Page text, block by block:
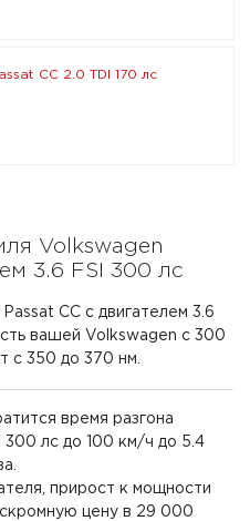
CC 2.0 TDI 170 лс
Volkswagen
3.6 FSI 300 лс
CC с двигателем 3.6
вашей Volkswagen с 300
с 350 до 370 нм.
время разгона
300 лс до 100 км/ч до 5.4
прирост к мощности
скромную цену в 29 000